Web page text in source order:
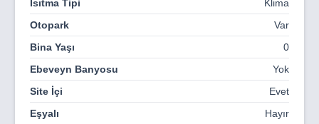
Milyon Turist Ziyaret Eder. Kıbrıs Yılın 300 Günü Güneşi
Görmektedir ve Muhteşem Sahilleri ile Dünya’bın
Gayrimenkul Fiyatları Güney Kıbrıs’a Göre Neredeyse
3’te 1’i Oranında Olması Sebebiyle Yatırımcısına Ciddi
Kazanç Sağlayacaktır. Akdeniz’in En Sakin, En Huzurlu
Bölgesidir. Doğası, İklimi, Muhteşem Plajları, Lezzetli
Yemekleri, Sıcak İnsanları, Tarihi, Masmavi Denizi,
Isıtma Tipi
Klima
Otopark
Var
Bina Yaşı
0
Ebeveyn Banyosu
Yok
Site İçi
Evet
Eşyalı
Hayır